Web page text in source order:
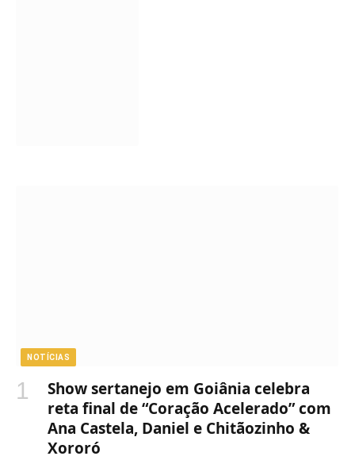
NOTÍCIAS
Show sertanejo em Goiânia celebra
reta final de “Coração Acelerado” com
Ana Castela, Daniel e Chitãozinho &
Xororó